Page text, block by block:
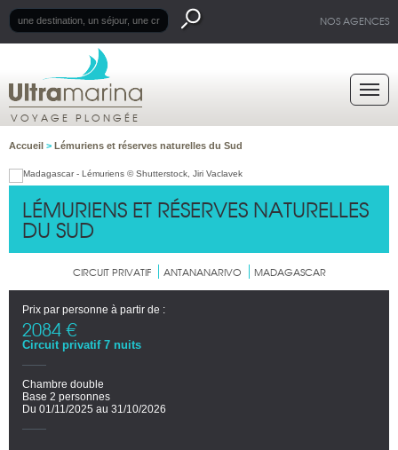
NOS AGENCES
VOYAGE PLONGÉE
Accueil > Lémuriens et réserves naturelles du Sud
LÉMURIENS ET RÉSERVES NATURELLES
DU SUD
CIRCUIT PRIVATIF ANTANANARIVO MADAGASCAR
Prix par personne à partir de :
2084 €
Circuit privatif 7 nuits
Chambre double
Base 2 personnes
Du 01/11/2025 au 31/10/2026